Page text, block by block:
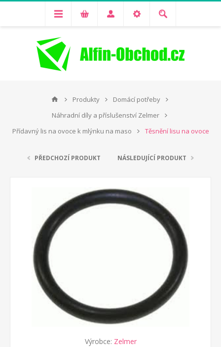
Produkty
Domácí potřeby
Náhradní díly a příslušenství Zelmer
Přídavný lis na ovoce k mlýnku na maso
Těsnění lisu na ovoce
PŘEDCHOZÍ PRODUKT NÁSLEDUJÍCÍ PRODUKT
Výrobce: Zelmer